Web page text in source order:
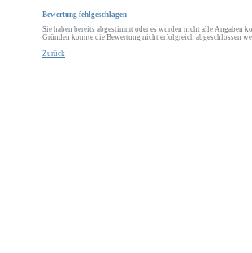
Bewertung fehlgeschlagen
Sie haben bereits abgestimmt oder es wurden nicht alle Angaben
Gründen konnte die Bewertung nicht erfolgreich abgeschlossen
Zurück